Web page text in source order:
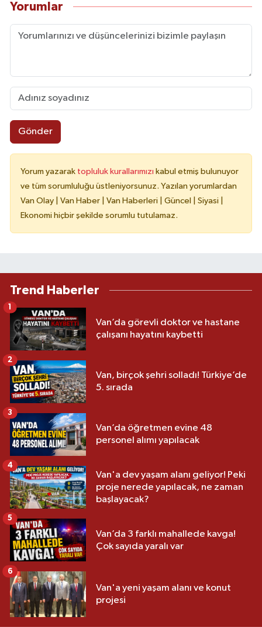
Yorumlar
Gönder
Yorum yazarak topluluk kurallarımızı kabul etmiş bulunuyor
ve tüm sorumluluğu üstleniyorsunuz. Yazılan yorumlardan
Van Olay | Van Haber | Van Haberleri | Güncel | Siyasi |
Ekonomi hiçbir şekilde sorumlu tutulamaz.
Trend Haberler
Van’da görevli doktor ve hastane
çalışanı hayatını kaybetti
1
Van, birçok şehri solladı! Türkiye’de
5. sırada
2
Van’da öğretmen evine 48
personel alımı yapılacak
3
Van'a dev yaşam alanı geliyor! Peki
proje nerede yapılacak, ne zaman
başlayacak?
4
Van’da 3 farklı mahallede kavga!
Çok sayıda yaralı var
5
Van'a yeni yaşam alanı ve konut
projesi
6